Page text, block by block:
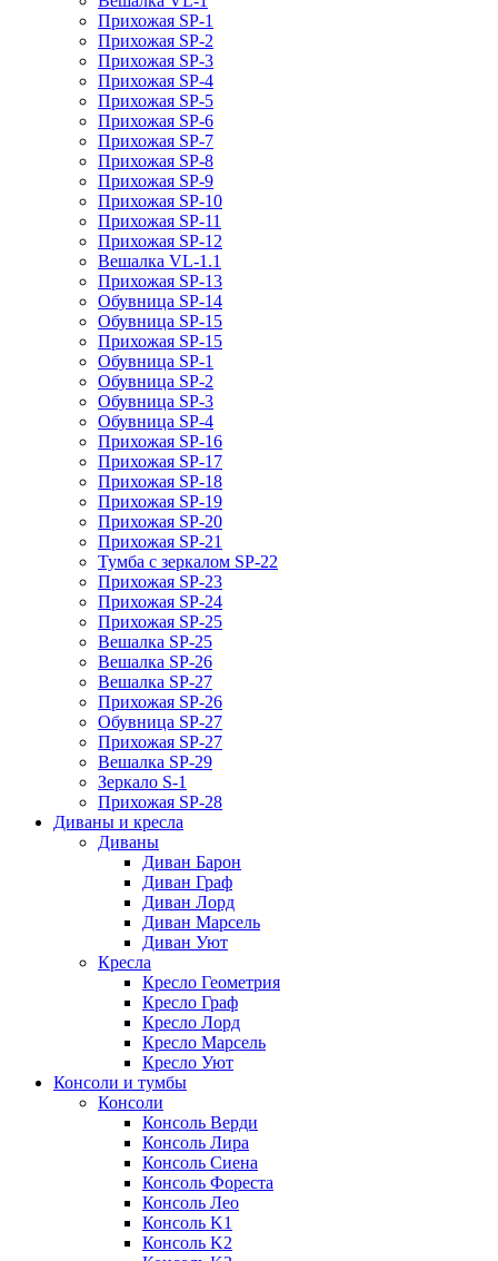
Прихожая SP-1
Прихожая SP-2
Прихожая SP-3
Прихожая SP-4
Прихожая SP-5
Прихожая SP-6
Прихожая SP-7
Прихожая SP-8
Прихожая SP-9
Прихожая SP-10
Прихожая SP-11
Прихожая SP-12
Вешалка VL-1.1
Прихожая SP-13
Обувница SP-14
Обувница SP-15
Прихожая SP-15
Обувница SP-1
Обувница SP-2
Обувница SP-3
Обувница SP-4
Прихожая SP-16
Прихожая SP-17
Прихожая SP-18
Прихожая SP-19
Прихожая SP-20
Прихожая SP-21
Тумба с зеркалом SP-22
Прихожая SP-23
Прихожая SP-24
Прихожая SP-25
Вешалка SP-25
Вешалка SP-26
Вешалка SP-27
Прихожая SP-26
Обувница SP-27
Прихожая SP-27
Вешалка SP-29
Зеркало S-1
Прихожая SP-28
Диваны и кресла
Диваны
Диван Барон
Диван Граф
Диван Лорд
Диван Марсель
Диван Уют
Кресла
Кресло Геометрия
Кресло Граф
Кресло Лорд
Кресло Марсель
Кресло Уют
Консоли и тумбы
Консоли
Консоль Верди
Консоль Лира
Консоль Сиена
Консоль Фореста
Консоль Лео
Консоль K1
Консоль K2